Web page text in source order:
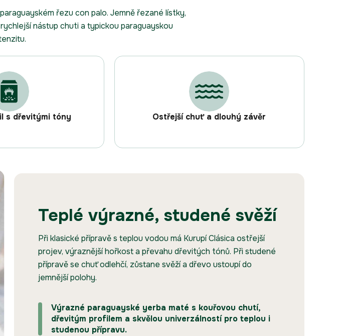
řezu con palo. Jemně řezané lístky,
nástup chuti a typickou paraguayskou
s dřevitými tóny Ostřejší chuť a dlouhý závěr
Teplé výrazné, studené svěží
Při klasické přípravě s teplou vodou má Kurupí Clásica ostřejší
projev, výraznější hořkost a převahu dřevitých tónů. Při studené
přípravě se chuť odlehčí, zůstane svěží a dřevo ustoupí do
jemnější polohy.
Výrazné paraguayské yerba maté s kouřovou chutí,
dřevitým profilem a skvělou univerzálností pro teplou i
studenou přípravu.